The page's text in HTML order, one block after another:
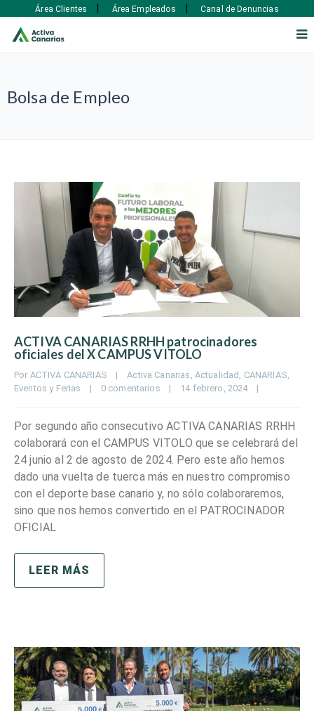
Bolsa de Empleo
ACTIVA CANARIAS RRHH patrocinadores
oficiales del X CAMPUS VITOLO
Por ACTIVA CANARIAS | Activa Canarias , Actualidad , CANARIAS
Eventos y Ferias
| 0 comentarios | 14 febrero, 2024 |
Por segundo año consecutivo ACTIVA CANARIAS RRHH
colaborará con el CAMPUS VITOLO que se celebrará del
24 junio al 2 de agosto de 2024. Pero este año hemos
dado una vuelta de tuerca más en nuestro compromiso
con el deporte base canario y, no sólo colaboraremos,
sino que nos hemos convertido en el PATROCINADOR
OFICIAL
LEER MÁS
Área Clientes | Área Empleados | Canal de Denuncias